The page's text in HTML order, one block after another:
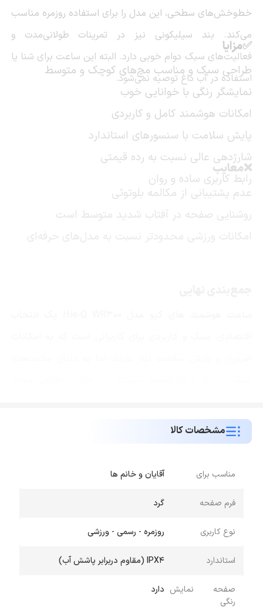
خط‌وخش‌های سطحی، این مدل را برای استفاده روزمره مناسب
می‌کند. بند سیلیکونی نیز در تمرینات طولانی‌مدت و
فعالیت‌های سبک دوام خوبی دارد. البته این ساعت برای شنا یا
استفاده در آب داغ توصیه نمی‌شود.
✅مزایا
طراحی سبک و مناسب مچ‌های کوچک و متوسط
نمایشگر رنگی با خوانایی خوب
امکانات هوشمند کامل و کاربردی
پایش سلامت با سنسورهای استاندارد
شارژدهی عالی نسبت به رده قیمتی
رابط کاربری ساده و روان
❌معایب
عدم پشتیبانی از مکالمه بلوتوثی
روشنایی صفحه در آفتاب شدید متوسط است
تجربه‌ای راحت و مطمئن ارائه می‌دهد. اگر به‌دنبال یک ساعت
می‌توانید آن را با اطمینان از
فروشگاه اینترنتی مبیت
مشخصات کالا
مناسب برای آقایان و خانم ها
فرم صفحه گرد
نوع کاربری روزمره - رسمی - ورزشی
استاندارد IPX4 (مقاوم دربرابر پاشش آب)
صفحه نمایش
رنگی
دارد